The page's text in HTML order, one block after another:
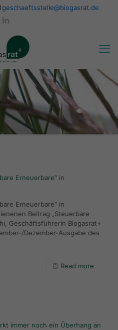
geschaeftsstelle@biogasrat.de
Erneuerbare“ in
Erneuerbare“ in
Beitrag „Steuerbare
Geschäftsführerin Biogasrat+
Dezember-Ausgabe des
Read more
immer noch ein Überhang an